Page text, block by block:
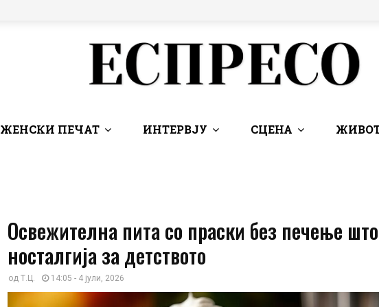
ЖЕНСКИ ПЕЧАТ ИНТЕРВЈУ СЦЕНА
Освежителна пита со праски без печење
носталгија за детството
од Т.Ц. 14:05 - 4 јули, 2026